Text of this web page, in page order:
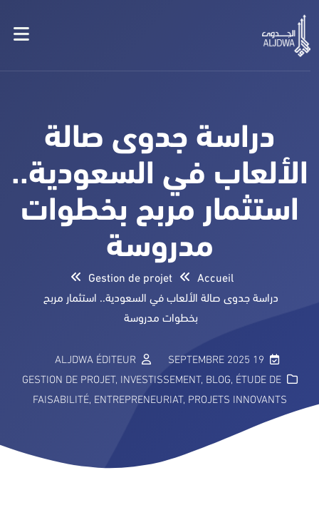
دراسة جدوى صالة
الألعاب في السعودية..
استثمار مربح بخطوات
مدروسة
Accueil
Gestion de projet
دراسة جدوى صالة الألعاب في السعودية.. استثمار مربح
بخطوات مدروسة
19 SEPTEMBRE 2025
ALJDWA ÉDITEUR
GESTION DE PROJET, INVESTISSEMENT, BLOG, ÉTUDE DE
FAISABILITÉ, ENTREPRENEURIAT, PROJETS INNOVANTS